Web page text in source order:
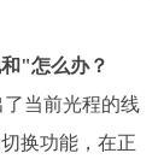
"怎么办？
当前光程的线
换功能，在正